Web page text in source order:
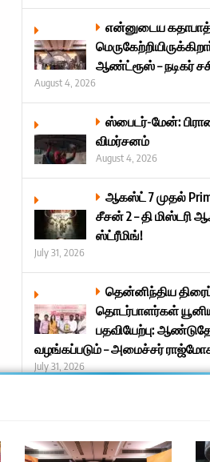
என்னுடைய
ஆண்ட்ரூஸ் – நடிகர்
August 4, 2026
ஸ்பைடர்-மேன்:
விமர்சனம்
August 4, 2026
ஆகஸ்ட் 7 முதல்
சீசன் 2 – தி மிஸ்டரி
ஸ்ட்ரீமிங்!
July 31, 2026
தென்னிந்திய
தொடர்பாளர்கள்
பதவியேற்பு:
வழங்கப்படும் – அமைச்சர்
July 31, 2026